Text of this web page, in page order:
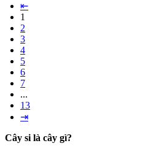
⇤
1
2
3
4
5
6
7
...
13
⇥
Cây si là cây gì?